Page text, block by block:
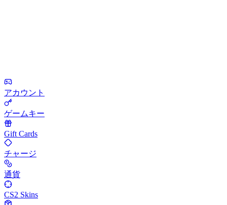
アカウント
ゲームキー
Gift Cards
チャージ
通貨
CS2 Skins